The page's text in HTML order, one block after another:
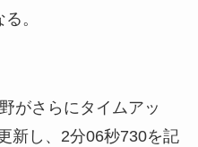
。
がさらにタイムアッ
新し、2分06秒730を記